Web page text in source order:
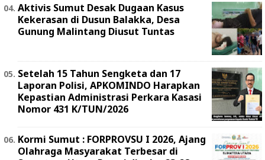
Aktivis Sumut Desak Dugaan Kasus
Kekerasan di Dusun Balakka, Desa
Gunung Malintang Diusut Tuntas
Setelah 15 Tahun Sengketa dan 17
Laporan Polisi, APKOMINDO Harapkan
Kepastian Administrasi Perkara Kasasi
Nomor 431 K/TUN/2026
Kormi Sumut : FORPROVSU I 2026, Ajang
Olahraga Masyarakat Terbesar di